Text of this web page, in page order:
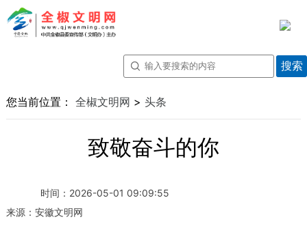
您当前位置： 全椒文明网 > 头条
致敬奋斗的你
时间： 2026-05-01 09:09:55
来源： 安徽文明网